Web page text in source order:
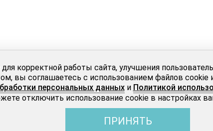
корректной работы сайта, улучшения
вы соглашаетесь с использованием файлов
персональных данныхи Политикой
отключить использование cookie в настройках
ПРИНЯТЬ